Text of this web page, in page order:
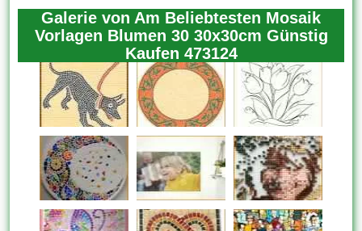
Galerie von Am Beliebtesten Mosaik
Vorlagen Blumen 30 30x30cm Günstig
Kaufen 473124